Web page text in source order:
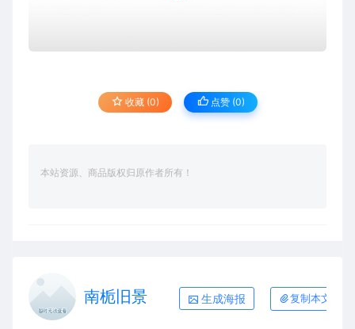
收藏 (0) 点赞 (0)
本站资源、商品版权归原作者所有！
南栀旧景 生成海报 复制本文链接